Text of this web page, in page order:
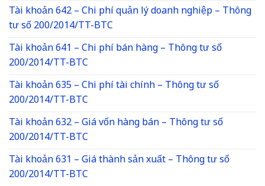
Tài khoản 642 – Chi phí quản lý doanh nghiệp – Thông
tư số 200/2014/TT-BTC
Tài khoản 641 – Chi phí bán hàng – Thông tư số
200/2014/TT-BTC
Tài khoản 635 – Chi phí tài chính – Thông tư số
200/2014/TT-BTC
Tài khoản 632 – Giá vốn hàng bán – Thông tư số
200/2014/TT-BTC
Tài khoản 631 – Giá thành sản xuất – Thông tư số
200/2014/TT-BTC